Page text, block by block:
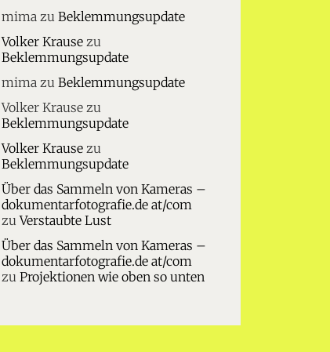
mimazu Beklemmungsupdate
Volker Krausezu
Beklemmungsupdate
mimazu Beklemmungsupdate
Volker Krausezu
Beklemmungsupdate
Volker Krausezu
Beklemmungsupdate
Über das Sammeln von Kameras –
dokumentarfotografie.de at/com
zuVerstaubte Lust
Über das Sammeln von Kameras –
dokumentarfotografie.de at/com
zu Projektionen wie oben so unten